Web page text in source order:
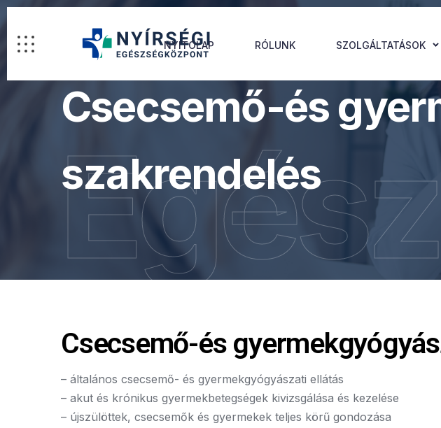
NYITÓLAP RÓLUNK SZOLGÁLTATÁSOK
Csecsemő-és
szakrendelés
Csecsemő-és
– általános csecsemő- és gyermekgyógyászati ellátás
– akut és krónikus gyermekbetegségek kivizsgálása és kezelése
– újszülöttek, csecsemők és gyermekek teljes körű gondozása